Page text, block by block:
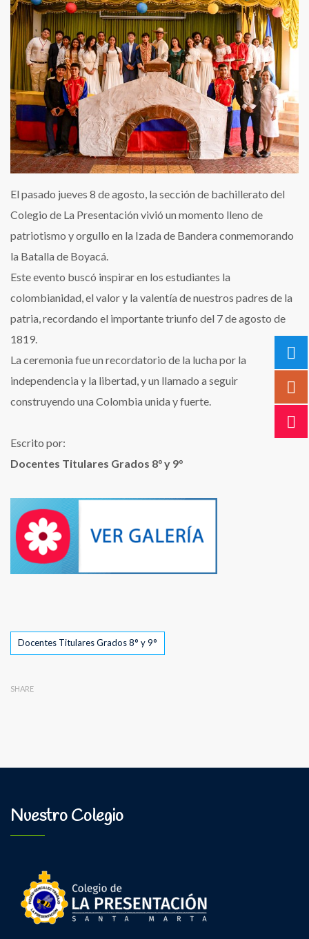
El pasado jueves 8 de agosto, la sección de bachillerato del
Colegio de La Presentación vivió un momento lleno de
patriotismo y orgullo en la Izada de Bandera conmemorando
la Batalla de Boyacá.
Este evento buscó inspirar en los estudiantes la
colombianidad, el valor y la valentía de nuestros padres de la
patria, recordando el importante triunfo del 7 de agosto de
1819.
La ceremonia fue un recordatorio de la lucha por la
independencia y la libertad, y un llamado a seguir
construyendo una Colombia unida y fuerte.
Escrito por:
Docentes Titulares Grados 8° y 9°
Tags
Docentes Titulares Grados 8° y 9°
SHARE
Nuestro Colegio